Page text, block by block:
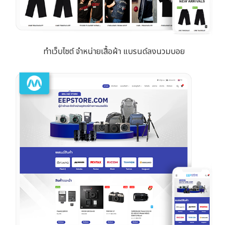
ทำเว็บไซต์ จำหน่ายเสื้อผ้า แบรนด์ลงนวมบอย